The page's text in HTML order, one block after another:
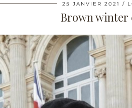
25 JANVIER 2021
Brown winter